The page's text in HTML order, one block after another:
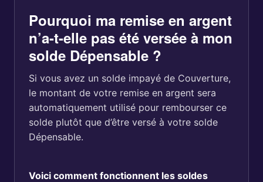
Pourquoi ma remise en argent
n’a-t-elle pas été versée à mon
solde Dépensable ?
Si vous avez un solde impayé de Couverture,
le montant de votre remise en argent sera
automatiquement utilisé pour rembourser ce
solde plutôt que d’être versé à votre solde
Dépensable.
Voici comment fonctionnent les soldes